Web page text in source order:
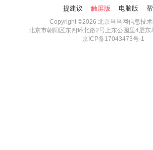
提建议 触屏版 电脑版
Copyright ©2026 北京当当网信息技术
北京市朝阳区东四环北路2号上东公园里4层
京ICP备17043473号-1